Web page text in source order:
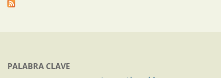
PALABRA CLAVE